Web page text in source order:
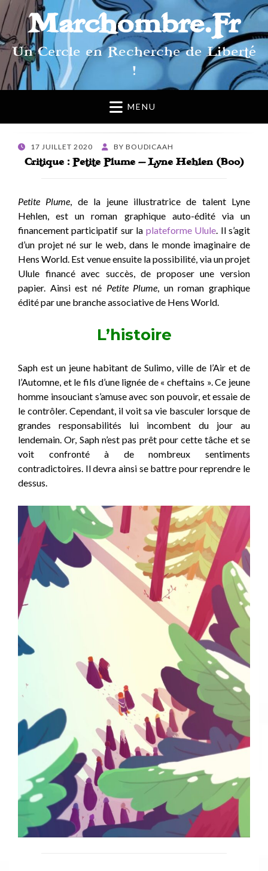
Marchombre.Fr
Un Cercle en Recherche de Liberté
!
MENU
POSTED
ON
17 JUILLET 2020 BY BOUDICAAH
Critique : Petite Plume – Lyne Hehlen (Boo)
Petite Plume, de la jeune illustratrice de talent Lyne
Hehlen, est un roman graphique auto-édité via un
financement participatif sur la plateforme Ulule. Il s’agit
d’un projet né sur le web, dans le monde imaginaire de
Hens World. Est venue ensuite la possibilité, via un projet
Ulule financé avec succès, de proposer une version
papier. Ainsi est né Petite Plume, un roman graphique
édité par une branche associative de Hens World.
L’histoire
Saph est un jeune habitant de Sulimo, ville de l’Air et de
l’Automne, et le fils d’une lignée de « cheftains ». Ce jeune
homme insouciant s’amuse avec son pouvoir, et essaie de
le contrôler. Cependant, il voit sa vie basculer lorsque de
grandes responsabilités lui incombent du jour au
lendemain. Or, Saph n’est pas prêt pour cette tâche et se
voit confronté à de nombreux sentiments
contradictoires. Il devra ainsi se battre pour reprendre le
dessus.